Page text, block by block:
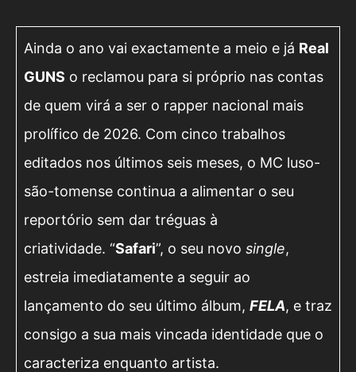
Ainda o ano vai exactamente a meio e já Real
GUNS o reclamou para si próprio nas contas
de quem virá a ser o rapper nacional mais
prolífico de 2026. Com cinco trabalhos
editados nos últimos seis meses, o MC luso-
são-tomense continua a alimentar o seu
reportório sem dar tréguas à
criatividade. “Safari”, o seu novo single,
estreia imediatamente a seguir ao
lançamento do seu último álbum, FELA, e traz
consigo a sua mais vincada identidade que o
caracteriza enquanto artista.